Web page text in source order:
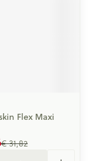
Flex Maxi
€ 31,82